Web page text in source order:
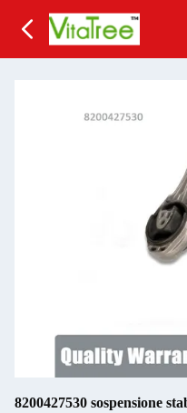
8200427530 sospensione